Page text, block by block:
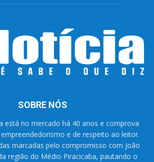
SOBRE NÓS
está no mercado há 40 anos e comprova
e de respeito ao leitor.
marcadas pelo compromisso com João
região do Médio Piracicaba, pautando o